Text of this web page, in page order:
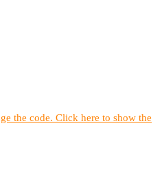
the code. Click here to show the